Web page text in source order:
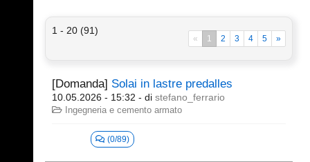
1 - 20 (91)
« 1 2 3 4 5 »
[Domanda] Solai in lastre predalles
10.05.2026 - 15:32 - di stefano_ferrario
Ingegneria e cemento armato
(0/89)